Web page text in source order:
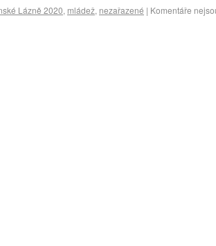
Lázně 2020, mládež, nezařazené | Komentáře